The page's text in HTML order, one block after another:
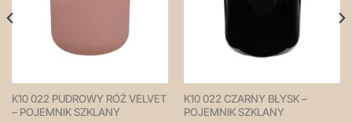
K10 022 PUDROWY RÓŻ VELVET
– POJEMNIK SZKLANY
K10 022 CZARNY BŁYSK –
POJEMNIK SZKLANY